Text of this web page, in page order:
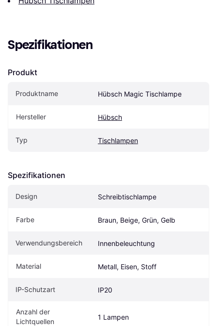
Spezifikationen
Produkt
Produktname Hübsch Magic Tischlampe
Hersteller Hübsch
Typ Tischlampen
Spezifikationen
Design Schreibtischlampe
Farbe Braun, Beige, Grün, Gelb
Verwendungsbereich Innenbeleuchtung
Material Metall, Eisen, Stoff
IP-Schutzart IP20
Anzahl der
Lichtquellen
1 Lampen